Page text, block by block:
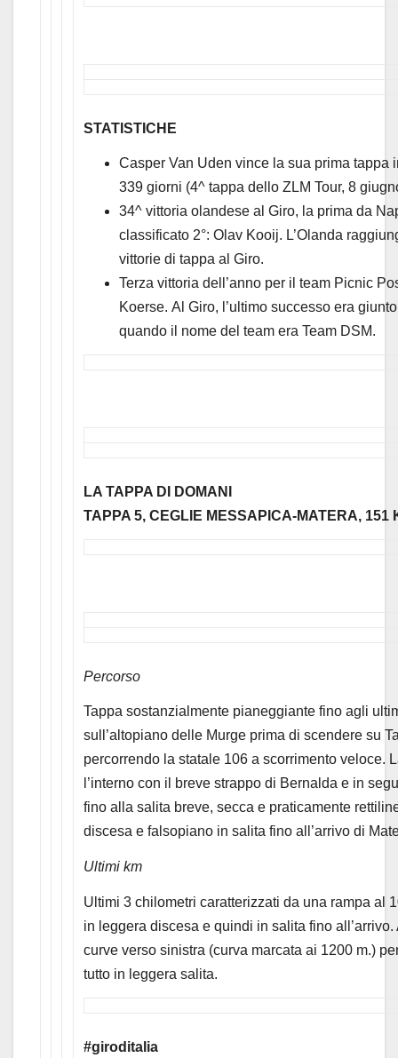
STATISTICHE
Casper Van Uden vince la sua prima tappa
339 giorni (4^ tappa dello ZLM Tour, 8
34^ vittoria olandese al Giro, la prima da
classificato 2°: Olav Kooij. L’Olanda
vittorie di tappa al Giro.
Terza vittoria dell’anno per il team Picnic
Koerse. Al Giro, l’ultimo successo era
quando il nome del team era Team DSM.
LA TAPPA DI DOMANI
TAPPA 5, CEGLIE MESSAPICA-MATERA, 151
Percorso
Tappa sostanzialmente pianeggiante fino agli
sull’altopiano delle Murge prima di scendere su
percorrendo la statale 106 a scorrimento veloce.
l’interno con il breve strappo di Bernalda e in
fino alla salita breve, secca e praticamente
discesa e falsopiano in salita fino all’arrivo di
Ultimi km
Ultimi 3 chilometri caratterizzati da una rampa al
in leggera discesa e quindi in salita fino
curve verso sinistra (curva marcata ai 1200 m.)
tutto in leggera salita.
#giroditalia